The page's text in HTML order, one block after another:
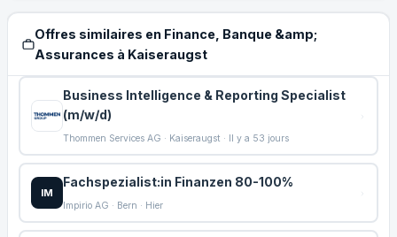
Offres similaires en Finance, Banque &amp;
Assurances à Kaiseraugst
Business Intelligence & Reporting Specialist
(m/w/d)
Thommen Services AG · Kaiseraugst · Il y a 53 jours
IM
Fachspezialist:in Finanzen 80-100%
Impirio AG · Bern · Hier